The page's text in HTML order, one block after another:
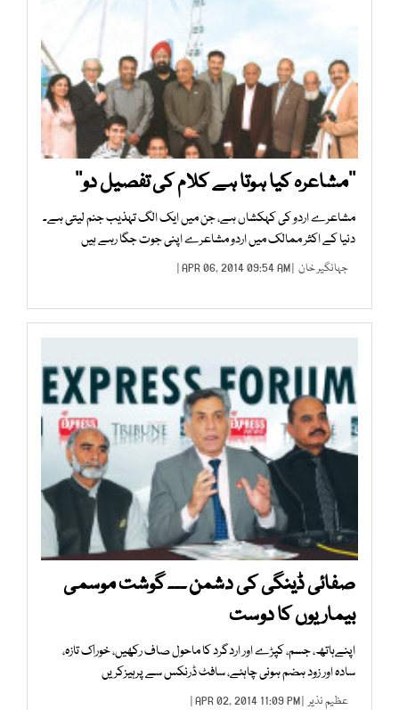
’’مشاعرہ کیا ہوتا ہے کلام کی تفصیل دو‘‘
مشاعرے اردو کی کہکشاں ہے، جن میں ایک الگ تہذیب جنم لیتی ہے۔
دنیا کے اکثر ممالک میں اردو مشاعرے اپنی جوت جگا رہے ہیں
جہانگیر خان | APR 06, 2014 09:54 AM |
صفائی ڈینگی کی دشمن ۔۔۔ گوشت موسمی
بیماریوں کا دوست
اپنےہاتھ، جسم، کپڑے اور اردگرد کا ماحول صاف رکھیں، خوراک تازہ،
سادہ اور زود ہضم ہونی چاہئے، سافٹ ڈرنکس سے پرہیزکریں
عظیم نذیر | APR 02, 2014 11:09 PM |